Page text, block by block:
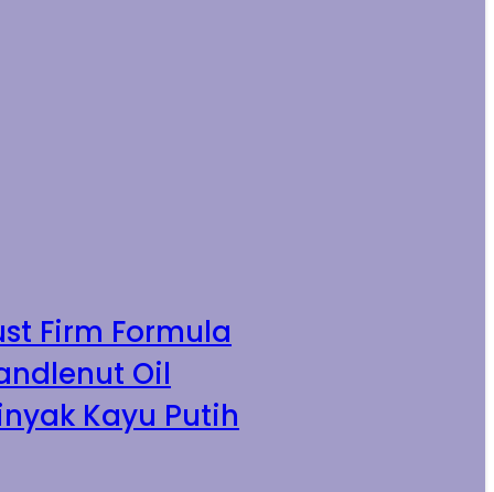
Firm Formula
Oil
Kayu Putih